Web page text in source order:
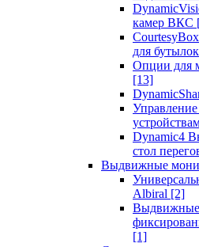
камер ВКС
для
Опции для
[13]
Dynamic4
стол
Выдвижные
Albiral [2]
[1]